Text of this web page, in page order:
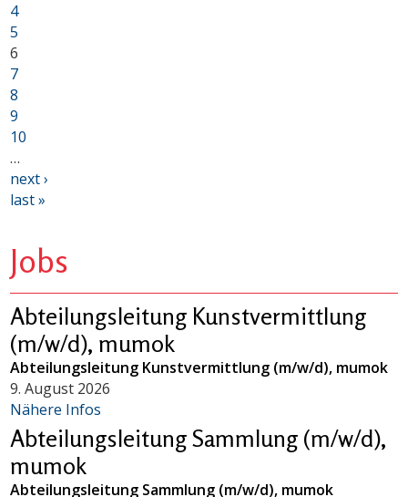
4
5
6
7
8
9
10
…
next ›
last »
Jobs
Abteilungsleitung Kunstvermittlung
(m/w/d), mumok
Abteilungsleitung Kunstvermittlung (m/w/d), mumok
9. August 2026
Nähere Infos
Abteilungsleitung Sammlung (m/w/d),
mumok
Abteilungsleitung Sammlung (m/w/d), mumok